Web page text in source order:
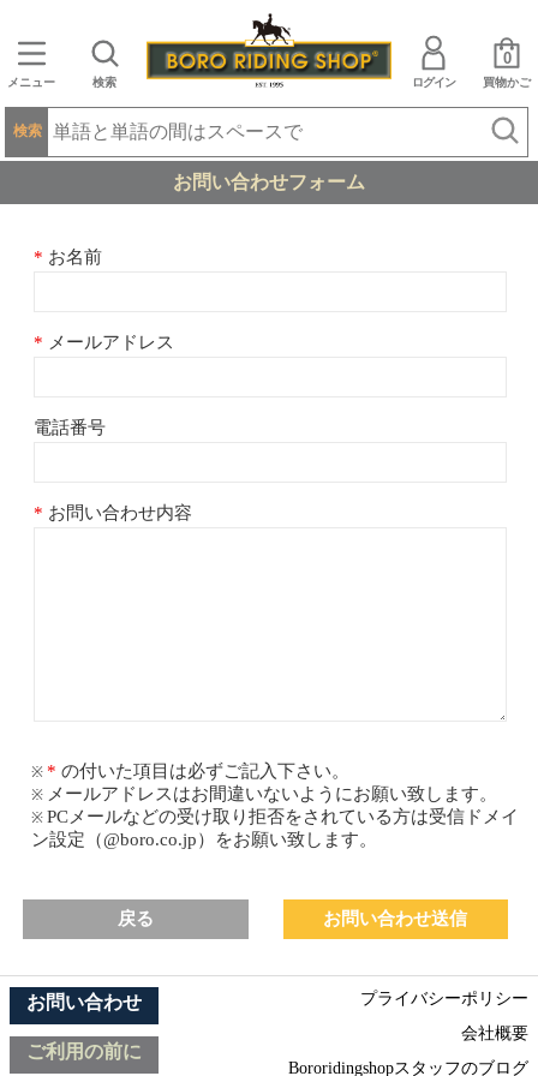
メニュー 検索 ログイン 買物かご
0
検索
お問い合わせフォーム
お名前
メールアドレス
電話番号
お問い合わせ内容
の付いた項目は必ずご記入下さい。
メールアドレスはお間違いないようにお願い致します。
PCメールなどの受け取り拒否をされている方は受信ドメイ
ン設定（@boro.co.jp）をお願い致します。
戻る
お問い合わせ
ご利用の前に
プライバシーポリシー
会社概要
Bororidingshopスタッフのブログ